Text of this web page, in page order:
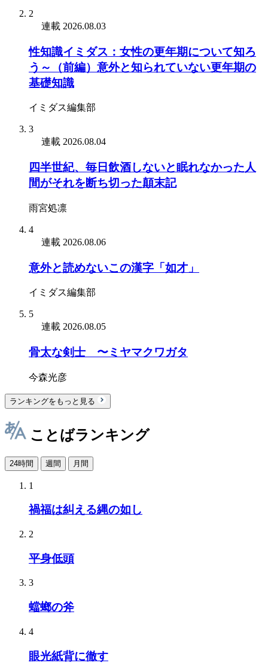
2
連載 2026.08.03
性知識イミダス：女性の更年期について知ろ
う～（前編）意外と知られていない更年期の
基礎知識
イミダス編集部
3
連載 2026.08.04
四半世紀、毎日飲酒しないと眠れなかった人
間がそれを断ち切った顛末記
雨宮処凛
4
連載 2026.08.06
意外と読めないこの漢字「如才」
イミダス編集部
5
連載 2026.08.05
骨太な剣士 〜ミヤマクワガタ
今森光彦
ランキングをもっと見る
ことばランキング
24時間 週間 月間
1
禍福は糾える縄の如し
2
平身低頭
3
蟷螂の斧
4
眼光紙背に徹す